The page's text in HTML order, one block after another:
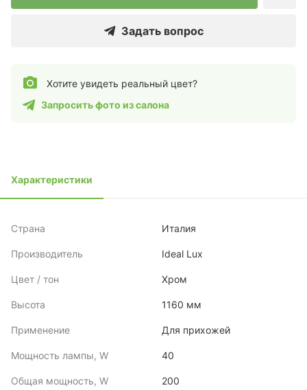
Задать вопрос
Хотите увидеть реальный цвет?
Запросить фото из салона
Характеристики
Страна Италия
Производитель Ideal Lux
Цвет / тон Хром
Высота 1160 мм
Применение Для прихожей
Мощность лампы, W 40
Общая мощность, W 200